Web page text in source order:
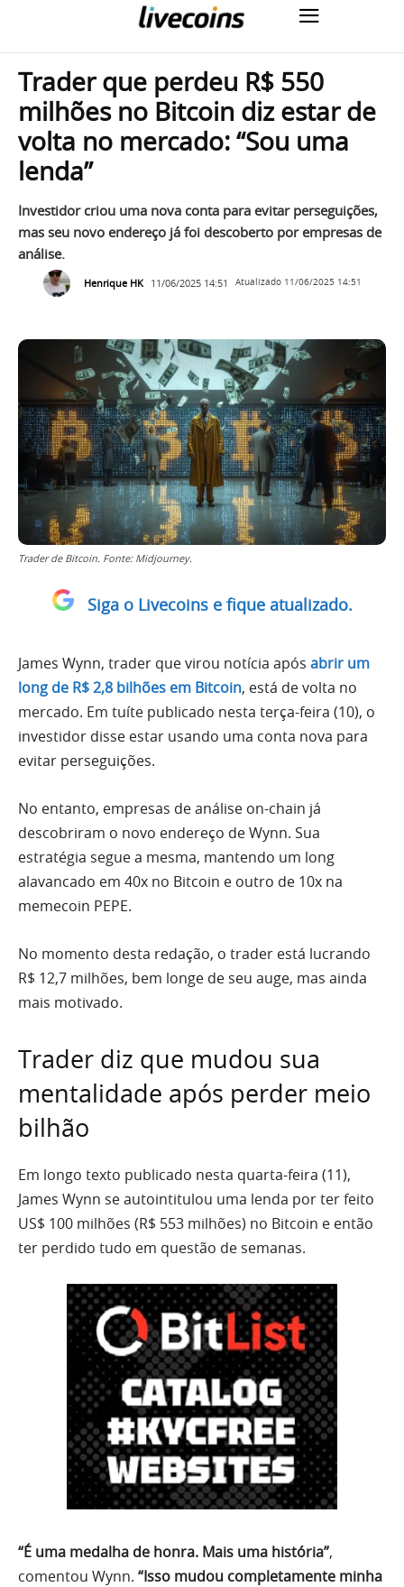
Trader que perdeu R$ 550
milhões no Bitcoin diz estar de
volta no mercado: “Sou uma
lenda”
Investidor criou uma nova conta para evitar perseguições,
mas seu novo endereço já foi descoberto por empresas de
análise.
Henrique HK 11/06/2025 14:51 Atualizado 11/06/2025 14:51
Trader de Bitcoin. Fonte: Midjourney.
Siga o Livecoins e fique atualizado.
James Wynn, trader que virou notícia após abrir um
long de R$ 2,8 bilhões em Bitcoin, está de volta no
mercado. Em tuíte publicado nesta terça-feira (10), o
investidor disse estar usando uma conta nova para
evitar perseguições.
No entanto, empresas de análise on-chain já
descobriram o novo endereço de Wynn. Sua
estratégia segue a mesma, mantendo um long
alavancado em 40x no Bitcoin e outro de 10x na
memecoin PEPE.
No momento desta redação, o trader está lucrando
R$ 12,7 milhões, bem longe de seu auge, mas ainda
mais motivado.
Trader diz que mudou sua
mentalidade após perder meio
bilhão
Em longo texto publicado nesta quarta-feira (11),
James Wynn se autointitulou uma lenda por ter feito
US$ 100 milhões (R$ 553 milhões) no Bitcoin e então
ter perdido tudo em questão de semanas.
“É uma medalha de honra. Mais uma história”,
comentou Wynn. “Isso mudou completamente minha